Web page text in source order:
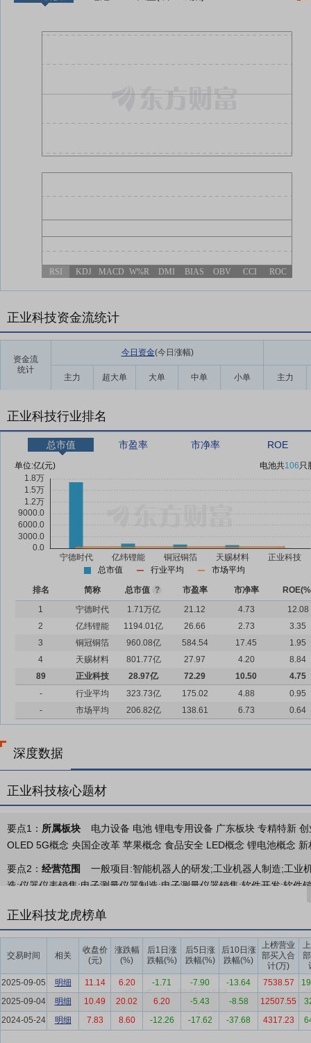
RSI KDJ MACD W%R DMI BIAS OBV CCI ROC
正业科技资金流统计
资金流
统计
今日资金(今日涨幅)
主力 超大单 大单 中单 小单 主力
正业科技行业排名
总市值 市盈率 市净率 ROE
单位:亿(元) 电池共106只
总市值 行业平均 市场平均
排名 简称 总市值 ? 市盈率 市净率
1
宁德时代 1.71万亿 21.12 4.73
12.08
2
亿纬锂能 1194.01亿 26.66 2.73
3.35
3
铜冠铜箔 960.08亿 584.54 17.45
1.95
4
天赐材料 801.77亿 27.97 4.20
8.84
89
正业科技 28.97亿 72.29 10.50
4.75
-
行业平均 323.73亿 175.02 4.88
0.95
-
市场平均 206.82亿 138.61 6.73 0.64
深度数据
正业科技核心题材
要点1： 所属板块
电力设备 电池 锂电专用设备 广东板块 专精特新
OLED 5G概念 央国企改革 苹果概念 食品安全 LED概念 锂电池概念 新
要点2： 经营范围
一般项目:智能机器人的研发;工业机器人制造;工业
造;仪器仪表销售;电子测量仪器制造;电子测量仪器销售;软件开发;软
节能技术研发;发电技术服务;风力发电技术服务;电池销售;储能技术服
用设备销售;智能控制系统集成;物联网技术研发;物联网应用服务;物联
活动;技术服务、技术开发、技术咨询、技术交流、技术转让、技术推
主开展经营活动)许可项目:供电业务;发电业务、输电业务、供(配)电
批准文件或许可证件为准)
要点3：工业检测、自动化、智能制造整体解决方案、新材料等产品及
业检测、自动化、智能制造整体解决方案、新材料等产品及服务。
正业科技龙虎榜单
交易时间 相关
收盘价
(元)
涨跌幅
(%)
后1日涨
跌幅(%)
后5日涨
跌幅(%)
后10日涨
跌幅(%)
上榜营业
部买入合
计(万)
2025-09-05
明细 11.14 6.20 -1.71 -7.90 -13.64 7538.57
2025-09-04
明细 10.49 20.02 6.20 -5.43 -8.58 12507.55
2024-05-24
明细 7.83 8.60 -12.26 -17.62 -37.68 4317.23